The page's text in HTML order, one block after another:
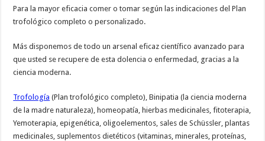
Para la mayor eficacia comer o tomar según las indicaciones del Plan
trofológico completo o personalizado.
Más disponemos de todo un arsenal eficaz científico avanzado para
que usted se recupere de esta dolencia o enfermedad, gracias a la
ciencia moderna.
Trofología (Plan trofológico completo), Binipatia (la ciencia moderna
de la madre naturaleza), homeopatía, hierbas medicinales, fitoterapia,
Yemoterapia, epigenética, oligoelementos, sales de Schüssler, plantas
medicinales, suplementos dietéticos (vitaminas, minerales, proteínas,